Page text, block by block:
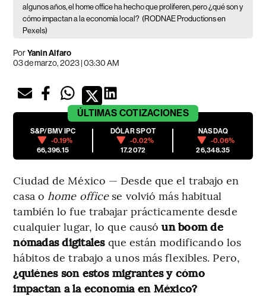
algunos años, el home office ha hecho que proliferen, pero ¿qué son y
cómo impactan a la economía local? (RODNAE Productions en
Pexels)
PorYanin Alfaro
03 de marzo, 2023 | 03:30 AM
ÚLTIMAS COTIZACIONES
S&P/BMV IPC
-0.19%
66,396.15
DÓLAR SPOT
-0.02%
17.2072
NASDAQ
-0.06%
26,348.35
Ciudad de México — Desde que el trabajo en
casa o home officese volvió más habitual
también lo fue trabajar prácticamente desde
cualquier lugar, lo que causóun boom de
nómadas digitalesque están modificando los
hábitos de trabajo a unos más flexibles. Pero,
¿quiénes son estos migrantes y cómo
impactan a la economía en México?